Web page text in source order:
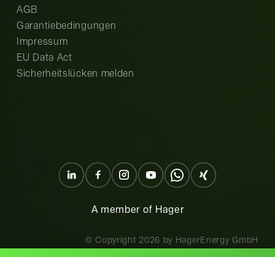
AGB
Garantiebedingungen
Impressum
EU Data Act
Sicherheitslücken melden
A member of Hager
© Copyright 2026 by HagerEnergy GmbH